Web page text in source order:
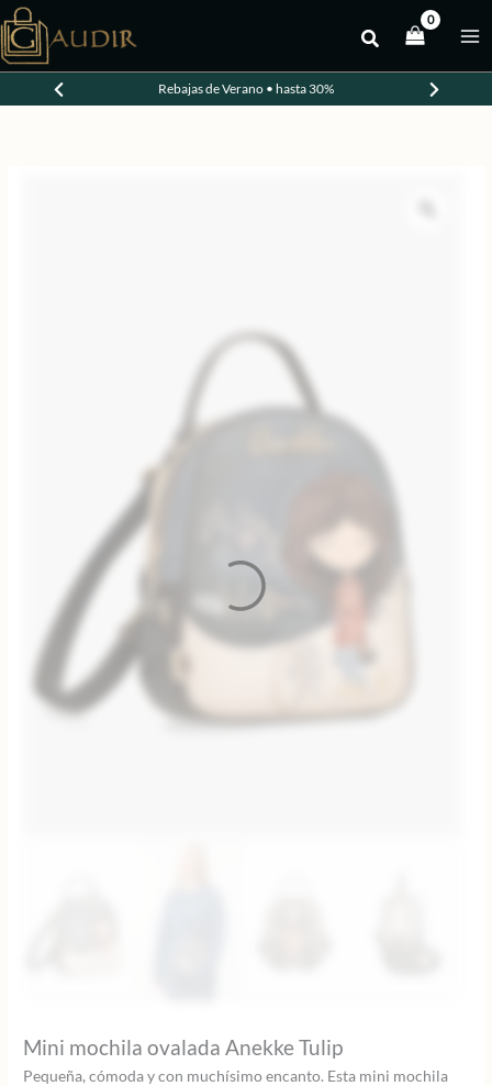
al
contenido
Rebajas de Verano • hasta 30%
Mini mochila ovalada Anekke Tulip
Pequeña, cómoda y con muchísimo encanto. Esta mini mochila